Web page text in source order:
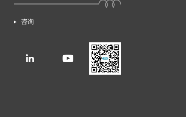
咨询